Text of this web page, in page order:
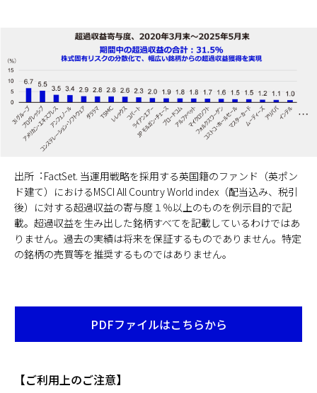
出所︓FactSet. 当運用戦略を採用する英国籍のファンド（英ポン
ド建て）におけるMSCI All Country World index（配当込み、税引
後）に対する超過収益の寄与度１％以上のものを例示目的で記
載。超過収益を生み出した銘柄すべてを記載しているわけではあ
りません。過去の実績は将来を保証するものでありません。特定
の銘柄の売買等を推奨するものではありません。
PDFファイルはこちらから
Opens
in
【ご利用上のご注意】